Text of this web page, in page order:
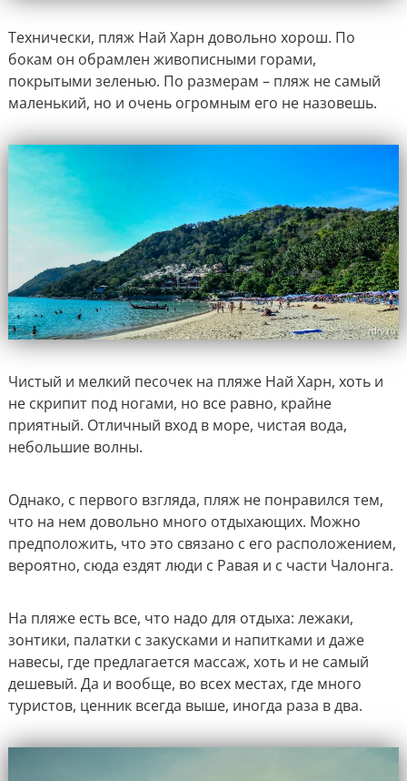
Технически, пляж Най Харн довольно хорош. По
бокам он обрамлен живописными горами,
покрытыми зеленью. По размерам – пляж не самый
маленький, но и очень огромным его не назовешь.
Чистый и мелкий песочек на пляже Най Харн, хоть и
не скрипит под ногами, но все равно, крайне
приятный. Отличный вход в море, чистая вода,
небольшие волны.
Однако, с первого взгляда, пляж не понравился тем,
что на нем довольно много отдыхающих. Можно
предположить, что это связано с его расположением,
вероятно, сюда ездят люди с Равая и с части Чалонга.
На пляже есть все, что надо для отдыха: лежаки,
зонтики, палатки с закусками и напитками и даже
навесы, где предлагается массаж, хоть и не самый
дешевый. Да и вообще, во всех местах, где много
туристов, ценник всегда выше, иногда раза в два.